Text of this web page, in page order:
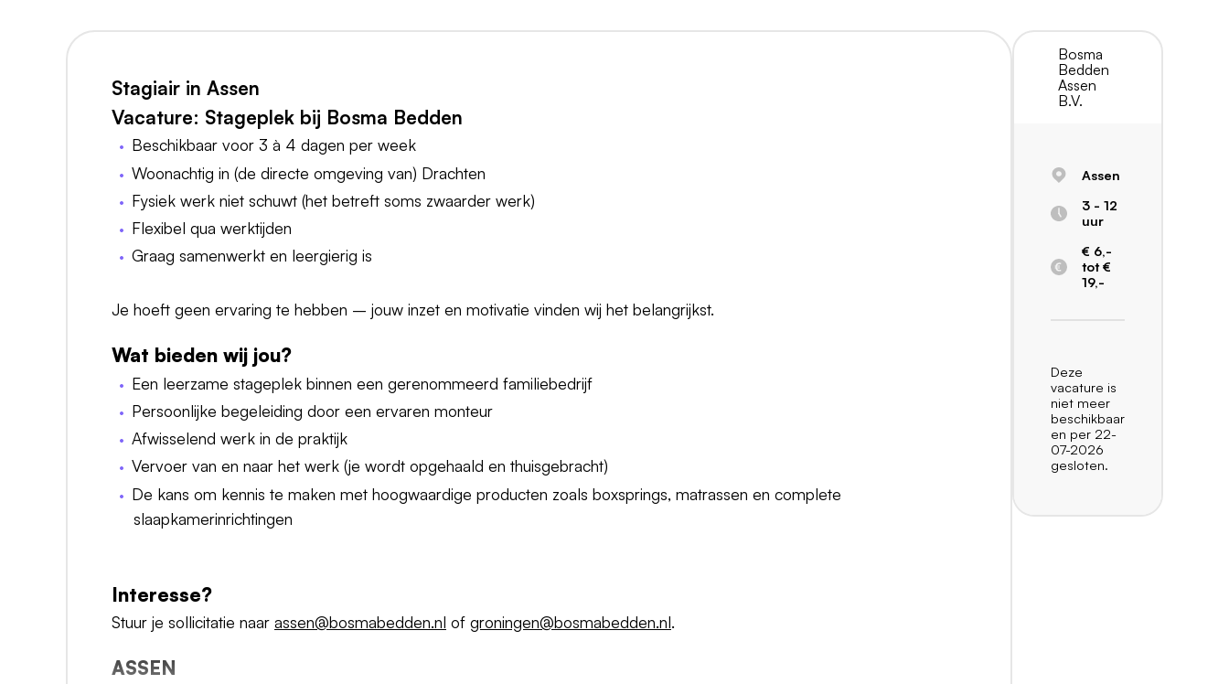
Stagiair in Assen
Vacature: Stageplek bij Bosma Bedden
Beschikbaar voor 3 à 4 dagen per week
Woonachtig in (de directe omgeving van) Drachten
Fysiek werk niet schuwt (het betreft soms zwaarder werk)
Flexibel qua werktijden
Graag samenwerkt en leergierig is
Je hoeft geen ervaring te hebben – jouw inzet en motivatie vinden wij het belangrijkst.
Wat bieden wij jou?
Een leerzame stageplek binnen een gerenommeerd familiebedrijf
Persoonlijke begeleiding door een ervaren monteur
Afwisselend werk in de praktijk
Vervoer van en naar het werk (je wordt opgehaald en thuisgebracht)
De kans om kennis te maken met hoogwaardige producten zoals boxsprings, matrassen en complete
slaapkamerinrichtingen
Interesse?
Stuur je sollicitatie naar assen@bosmabedden.nl of groningen@bosmabedden.nl.
ASSEN
Bosma
Bedden
Assen
B.V.
Assen
3 - 12
uur
€ 6,-
tot €
19,-
Deze
vacature is
niet meer
beschikbaar
en per 22-
07-2026
gesloten.